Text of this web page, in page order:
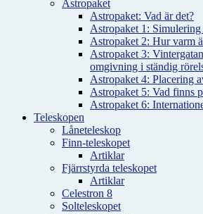
Astropaket
Astropaket: Vad är det?
Astropaket 1: Simulering
Astropaket 2: Hur varm
Astropaket 3:
omgivning i ständig
Astropaket 4: Placering
Astropaket 5: Vad finns
Astropaket 6:
Teleskopen
Låneteleskop
Finn-teleskopet
Artiklar
Fjärrstyrda teleskopet
Artiklar
Celestron 8
Solteleskopet